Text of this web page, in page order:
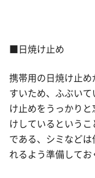
■日焼け止め
携帯用の日焼け止
すいため、ふぶい
け止めをうっかり
けしているという
である、シミなど
れるよう準備してお